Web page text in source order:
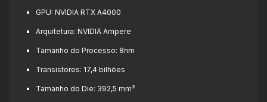
GPU: NVIDIA RTX A4000
Arquitetura: NVIDIA Ampere
Tamanho do Processo: 8nm
Transistores: 17,4 bilhões
Tamanho do Die: 392,5 mm²